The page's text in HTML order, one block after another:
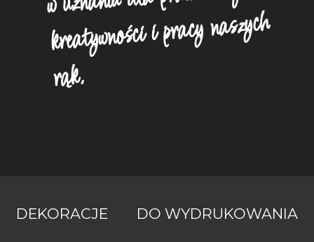
kreatywności i pracy naszych
rąk.
DEKORACJE DO WYDRUKOWANIA